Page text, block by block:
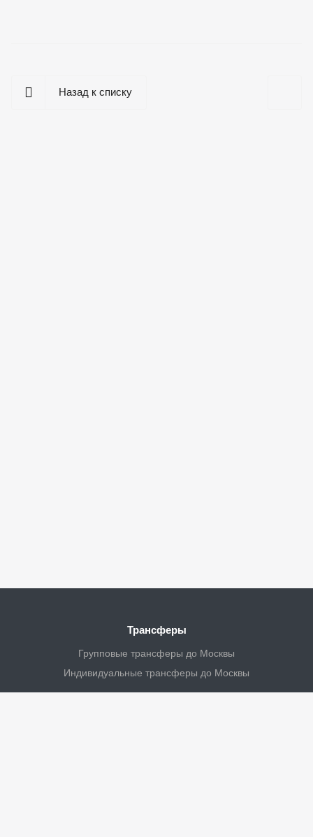
Назад к списку
Трансферы
Групповые трансферы до Москвы
Индивидуальные трансферы до Москвы